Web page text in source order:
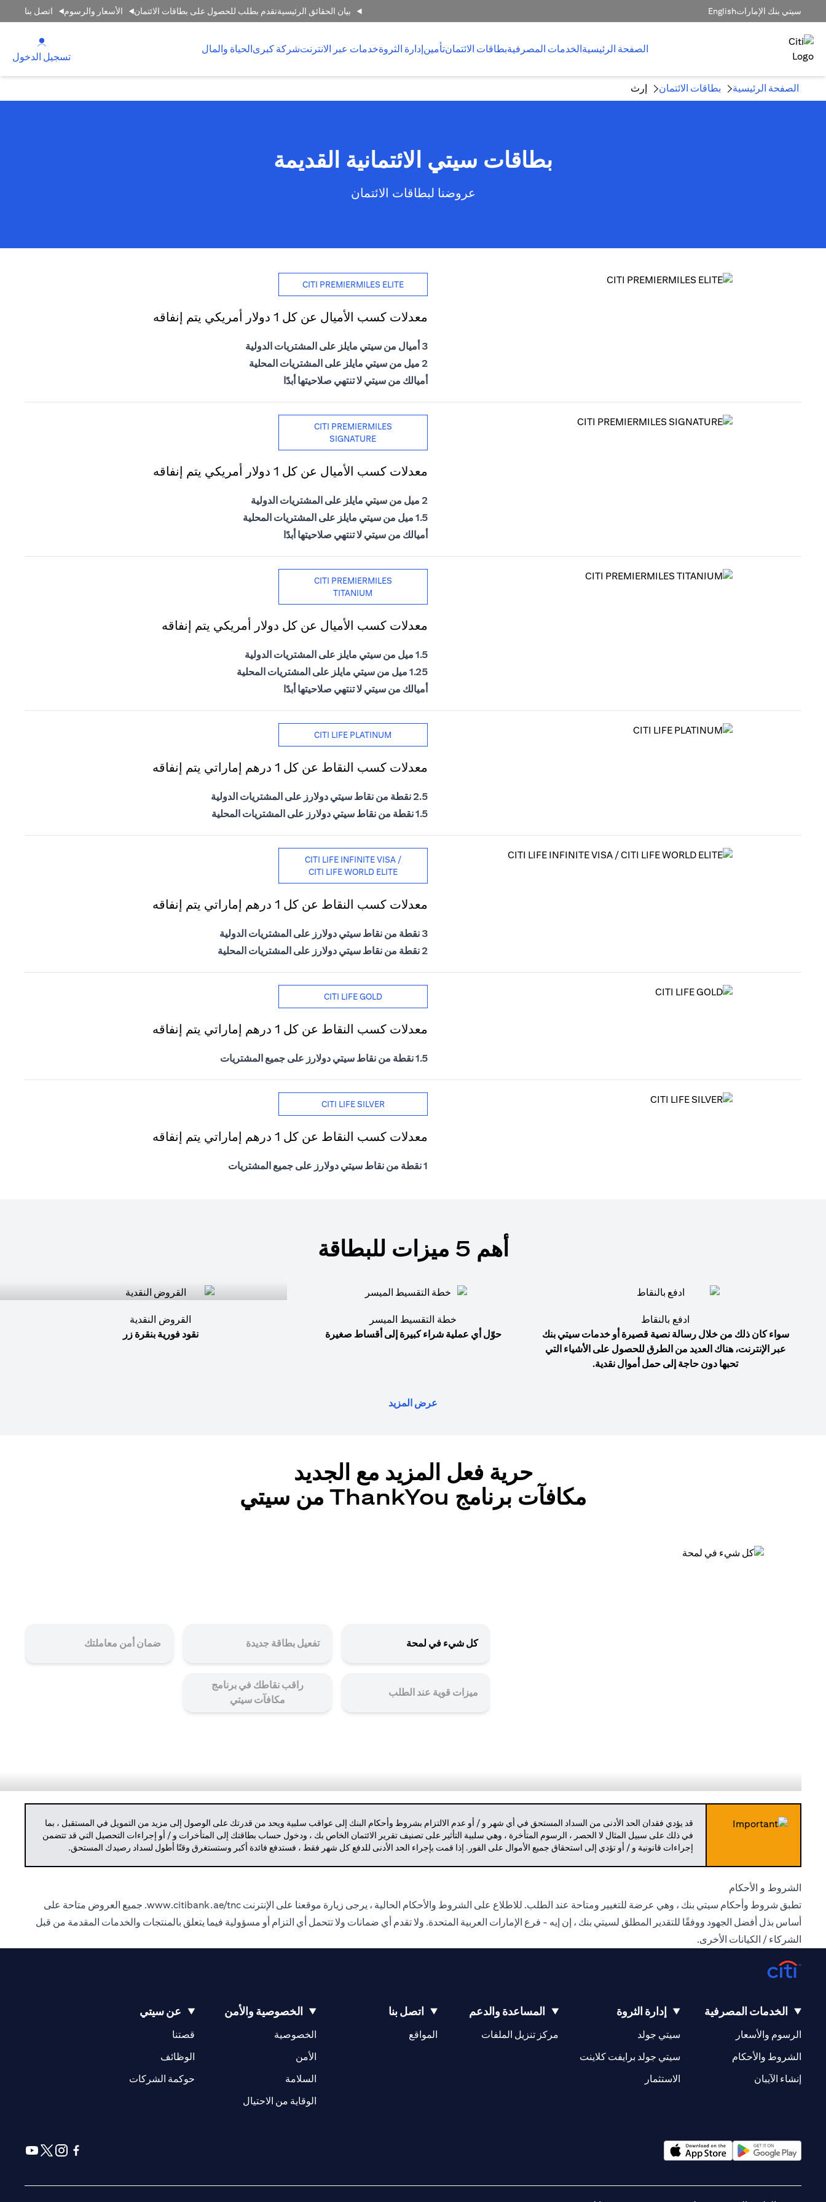
سيتي بنك الإماراتEnglish بيان الحقائق الرئيسيةتقدم بطلب للحصول على بطاقات الائتمان الأسعار والرسوم اتصل بنا
الصفحة الرئيسيةالخدمات المصرفيةبطاقات الائتمانتأمينإدارة الثروةخدمات عبر الانترنتشركة كبرىالحياة والمال
تسجيل الدخول
الصفحة الرئيسية بطاقات الائتمان إرث
بطاقات سيتي الائتمانية القديمة
عروضنا لبطاقات الائتمان
CITI PREMIERMILES ELITE
معدلات كسب الأميال عن كل 1 دولار أمريكي يتم إنفاقه
3 أميال من سيتي مايلز على المشتريات الدولية
2 ميل من سيتي مايلز على المشتريات المحلية
أميالك من سيتي لا تنتهي صلاحيتها أبدًا
CITI PREMIERMILES
SIGNATURE
معدلات كسب الأميال عن كل 1 دولار أمريكي يتم إنفاقه
2 ميل من سيتي مايلز على المشتريات الدولية
1.5 ميل من سيتي مايلز على المشتريات المحلية
أميالك من سيتي لا تنتهي صلاحيتها أبدًا
CITI PREMIERMILES
TITANIUM
معدلات كسب الأميال عن كل دولار أمريكي يتم إنفاقه
1.5 ميل من سيتي مايلز على المشتريات الدولية
1.25 ميل من سيتي مايلز على المشتريات المحلية
أميالك من سيتي لا تنتهي صلاحيتها أبدًا
CITI LIFE PLATINUM
معدلات كسب النقاط عن كل 1 درهم إماراتي يتم إنفاقه
2.5 نقطة من نقاط سيتي دولارز على المشتريات الدولية
1.5 نقطة من نقاط سيتي دولارز على المشتريات المحلية
CITI LIFE INFINITE VISA /
CITI LIFE WORLD ELITE
معدلات كسب النقاط عن كل 1 درهم إماراتي يتم إنفاقه
3 نقطة من نقاط سيتي دولارز على المشتريات الدولية
2 نقطة من نقاط سيتي دولارز على المشتريات المحلية
CITI LIFE GOLD
معدلات كسب النقاط عن كل 1 درهم إماراتي يتم إنفاقه
1.5 نقطة من نقاط سيتي دولارز على جميع المشتريات
CITI LIFE SILVER
معدلات كسب النقاط عن كل 1 درهم إماراتي يتم إنفاقه
1 نقطة من نقاط سيتي دولارز على جميع المشتريات
أهم 5 ميزات للبطاقة
ادفع بالنقاط
سواء كان ذلك من خلال رسالة نصية قصيرة أو خدمات سيتي بنك
عبر الإنترنت، هناك العديد من الطرق للحصول على الأشياء التي
تحبها دون حاجة إلى حمل أموال نقدية.
خطة التقسيط الميسر
حوّل أي عملية شراء كبيرة إلى أقساط صغيرة
القروض النقدية
نقود فورية بنقرة زر
عرض المزيد
حرية فعل المزيد مع الجديد
مكافآت برنامج ThankYou من سيتي
كل شيء في لمحة تفعيل بطاقة جديدة ضمان أمن معاملتك
ميزات قوية عند الطلب
راقب نقاطك في برنامج
مكافآت سيتي
قد يؤدي فقدان الحد الأدنى من السداد المستحق في أي شهر و / أو عدم الالتزام بشروط وأحكام البنك إلى عواقب سلبية ويحد من قدرتك على الوصول إلى مزيد من التمويل في المستقبل ، بما
في ذلك على سبيل المثال لا الحصر ، الرسوم المتأخرة ، وهي سلبية التأثير على تصنيف تقرير الائتمان الخاص بك ، ودخول حساب بطاقتك إلى المتأخرات و / أو إجراءات التحصيل التي قد تتضمن
إجراءات قانونية و / أو تؤدي إلى استحقاق جميع الأموال على الفور. إذا قمت بإجراء الحد الأدنى للدفع كل شهر فقط ، فستدفع فائدة أكبر وستستغرق وقتًا أطول لسداد رصيدك المستحق.
الشروط و الأحكام
تطبق شروط وأحكام سيتي بنك ، وهي عرضة للتغيير ومتاحة عند الطلب. للاطلاع على الشروط والأحكام الحالية ، يرجى زيارة موقعنا على الإنترنت www.citibank.ae/tnc. جميع العروض متاحة على
أساس بذل أفضل الجهود ووفقًا للتقدير المطلق لسيتي بنك ، إن إيه - فرع الإمارات العربية المتحدة. ولا تقدم أي ضمانات ولا تتحمل أي التزام أو مسؤولية فيما يتعلق بالمنتجات والخدمات المقدمة من قبل
الشركاء / الكيانات الأخرى.
الخدمات المصرفية
الرسوم والأسعار
الشروط والأحكام
إنشاء الآيبان
إدارة الثروة
سيتي جولد
سيتي جولد برايفت كلاينت
الاستثمار
المساعدة والدعم
مركز تنزيل الملفات
اتصل بنا
المواقع
(opens in a new tab)
الخصوصية والأمن
الخصوصية
الأمن
السلامة
الوقاية من الاحتيال
عن سيتي
قصتنا
(opens in a new tab)
الوظائف
(opens in a new tab)
حوكمة الشركات
(opens in a new tab)